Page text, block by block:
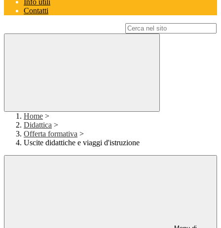
Info utili
Contatti
Home >
Didattica >
Offerta formativa >
Uscite didattiche e viaggi d'istruzione